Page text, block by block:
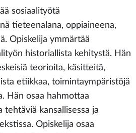
sosiaalityötä
tieteenalana, oppiaineena,
Opiskelija ymmärtää
historiallista kehitystä. Hän
teorioita, käsitteitä,
etiikkaa, toimintaympäristöjä
Hän osaa hahmottaa
tehtäviä kansallisessa ja
Opiskelija osaa